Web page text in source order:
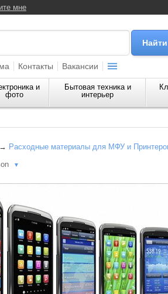
мне
Контакты Вакансии
и
фото
Бытовая техника и
интерьер
Расходные материалы для МФУ и
▼